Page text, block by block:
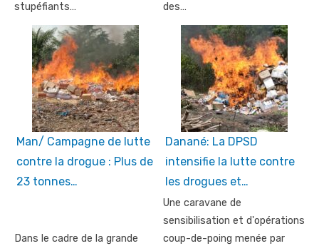
stupéfiants…
des…
Man/ Campagne de lutte
contre la drogue : Plus de
23 tonnes…
Dans le cadre de la grande
Danané: La DPSD
intensifie la lutte contre
les drogues et…
Une caravane de
sensibilisation et d'opérations
coup-de-poing menée par